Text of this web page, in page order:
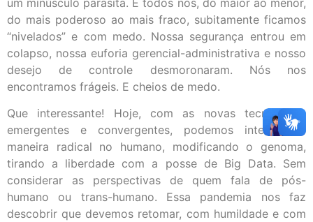
do mais poderoso ao mais fraco, subitamente ficamos
“nivelados” e com medo. Nossa segurança entrou em
colapso, nossa euforia gerencial-administrativa e nosso
desejo de controle desmoronaram. Nós nos
encontramos frágeis. E cheios de medo.
Que interessante! Hoje, com as novas tecnologias
emergentes e convergentes, podemos intervir de
maneira radical no humano, modificando o genoma,
tirando a liberdade com a posse de Big Data. Sem
considerar as perspectivas de quem fala de pós-
humano ou trans-humano. Essa pandemia nos faz
descobrir que devemos retomar, com humildade e com